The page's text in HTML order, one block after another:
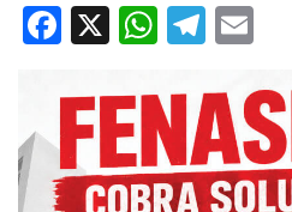
Facebook
X WhatsApp